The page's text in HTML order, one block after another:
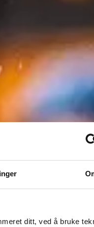
ditt, ved å bruke